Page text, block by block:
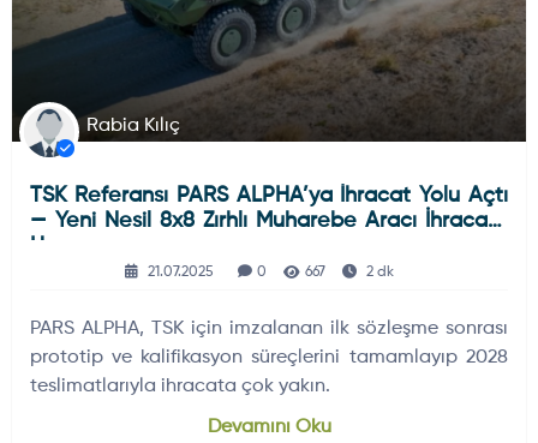
Rabia Kılıç
TSK Referansı PARS ALPHA’ya İhracat Yolu Açtı
— Yeni Nesil 8x8 Zırhlı Muharebe Aracı İhracata
Hazır
21.07.2025 0 667 2 dk
PARS ALPHA, TSK için imzalanan ilk sözleşme sonrası
prototip ve kalifikasyon süreçlerini tamamlayıp 2028
teslimatlarıyla ihracata çok yakın.
Devamını Oku